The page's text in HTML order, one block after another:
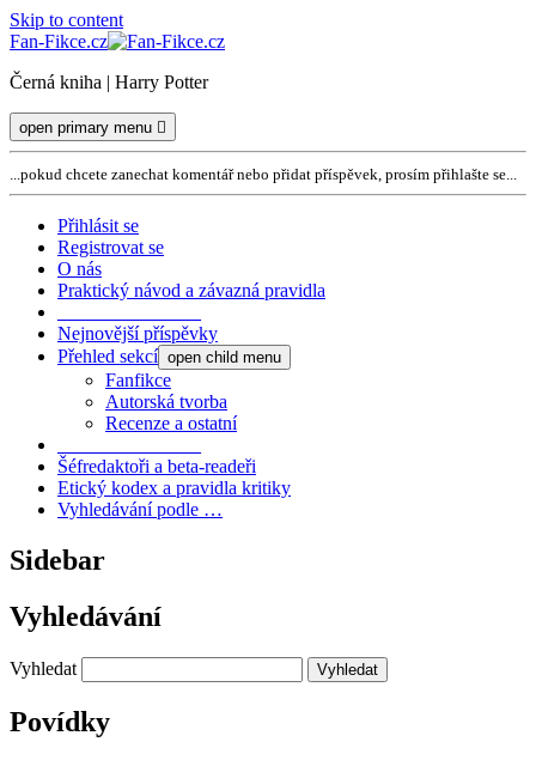
Skip to content
Fan-Fikce.cz
Černá kniha | Harry Potter
open primary menu
...pokud chcete zanechat komentář nebo přidat příspěvek, prosím přihlašte se...
Přihlásit se
Registrovat se
O nás
Praktický návod a závazná pravidla
Nejnovější příspěvky
Přehled sekcí open child menu
Fanfikce
Autorská tvorba
Recenze a ostatní
Šéfredaktoři a beta-readeři
Etický kodex a pravidla kritiky
Vyhledávání podle …
Sidebar
Vyhledávání
Vyhledat
Povídky